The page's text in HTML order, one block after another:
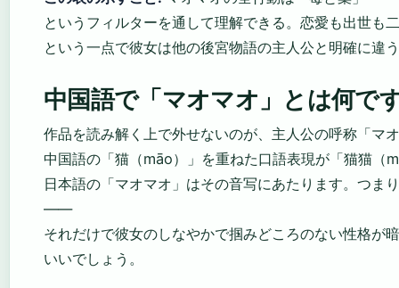
というフィルターを通して理解できる。恋愛も出世も
という一点で彼女は他の後宮物語の主人公と明確に違
中国語で「マオマオ」とは何で
作品を読み解く上で外せないのが、主人公の呼称「マ
中国語の「猫（māo）」を重ねた口語表現が「猫猫（
日本語の「マオマオ」はその音写にあたります。つま
——
それだけで彼女のしなやかで掴みどころのない性格が
いいでしょう。